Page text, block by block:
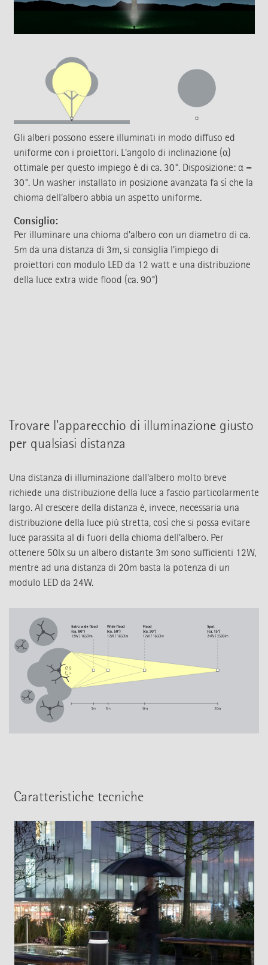
Gli alberi possono essere illuminati in modo diffuso ed
uniforme con i proiettori. L'angolo di inclinazione (α)
ottimale per questo impiego è di ca. 30°. Disposizione: α =
30°. Un washer installato in posizione avanzata fa sì che la
chioma dell'albero abbia un aspetto uniforme.
Consiglio:
Per illuminare una chioma d'albero con un diametro di ca.
5m da una distanza di 3m, si consiglia l'impiego di
proiettori con modulo LED da 12 watt e una distribuzione
della luce extra wide flood (ca. 90°)
Trovare l'apparecchio di illuminazione giusto
per qualsiasi distanza
Una distanza di illuminazione dall'albero molto breve
richiede una distribuzione della luce a fascio particolarmente
largo. Al crescere della distanza è, invece, necessaria una
distribuzione della luce più stretta, così che si possa evitare
luce parassita al di fuori della chioma dell'albero. Per
ottenere 50lx su un albero distante 3m sono sufficienti 12W,
mentre ad una distanza di 20m basta la potenza di un
modulo LED da 24W.
Caratteristiche tecniche